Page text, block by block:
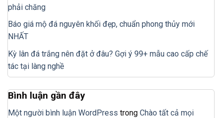
phải chăng
Báo giá mộ đá nguyên khối đẹp, chuẩn phong thủy mới
NHẤT
Kỳ lân đá trắng nên đặt ở đâu? Gợi ý 99+ mẫu cao cấp chế
tác tại làng nghề
Bình luận gần đây
Một người bình luận WordPress trong Chào tất cả mọi